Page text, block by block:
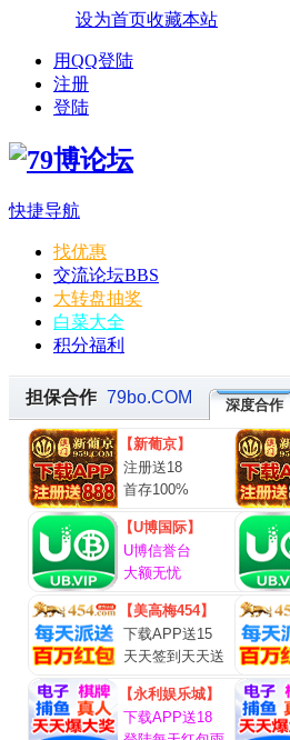
设为首页收藏本站
用QQ登陆
注册
登陆
快捷导航
找优惠
交流论坛BBS
大转盘抽奖
白菜大全
积分福利